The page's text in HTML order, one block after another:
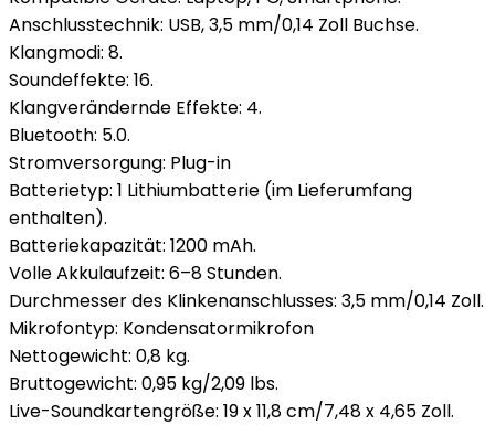
Anschlusstechnik: USB, 3,5 mm/0,14 Zoll Buchse.
Klangmodi: 8.
Soundeffekte: 16.
Klangverändernde Effekte: 4.
Bluetooth: 5.0.
Stromversorgung: Plug-in
Batterietyp: 1 Lithiumbatterie (im Lieferumfang
enthalten).
Batteriekapazität: 1200 mAh.
Volle Akkulaufzeit: 6–8 Stunden.
Durchmesser des Klinkenanschlusses: 3,5 mm/0,14 Zoll.
Mikrofontyp: Kondensatormikrofon
Nettogewicht: 0,8 kg.
Bruttogewicht: 0,95 kg/2,09 lbs.
Live-Soundkartengröße: 19 x 11,8 cm/7,48 x 4,65 Zoll.